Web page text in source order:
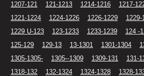
1207-121
121-1213 1214-1216 1217-
1221-1224
1224-1226 1226-1229
1229-
1229 U-123
123-1233 1233-1239 124 -
125-129
129-13 13-1301 1301-1304
1305-1305-
1305--1309 1309-131 131-
1318-132
132-1324 1324-1328 1328-